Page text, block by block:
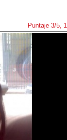
Puntaje 3/5,